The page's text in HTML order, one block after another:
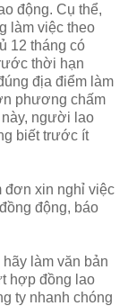
động. Cụ thể,
làm việc theo
12 tháng có
thời hạn
địa điểm làm
phương chấm
người lao
biết trước ít
đơn xin nghỉ việc
động, báo
làm văn bản
hợp đồng lao
ty nhanh chóng